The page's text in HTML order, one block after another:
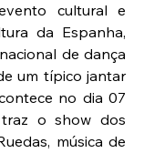
cultural e
da Espanha,
de dança
um típico jantar
no dia 07
o show dos
música de